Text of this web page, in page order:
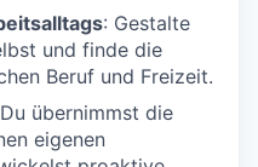
: Gestalte
und finde die
Beruf und Freizeit.
übernimmst die
eigenen